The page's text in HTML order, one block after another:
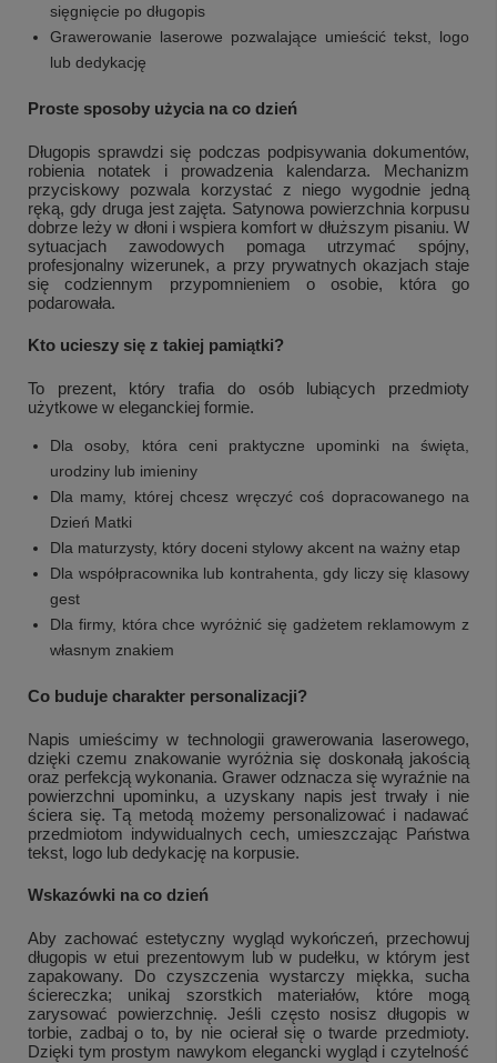
Zobacz więcej
sięgnięcie po długopis
Grawerowanie laserowe pozwalające umieścić tekst, logo
lub dedykację
Proste sposoby użycia na co dzień
Długopis sprawdzi się podczas podpisywania dokumentów,
robienia notatek i prowadzenia kalendarza. Mechanizm
przyciskowy pozwala korzystać z niego wygodnie jedną
ręką, gdy druga jest zajęta. Satynowa powierzchnia korpusu
dobrze leży w dłoni i wspiera komfort w dłuższym pisaniu. W
sytuacjach zawodowych pomaga utrzymać spójny,
profesjonalny wizerunek, a przy prywatnych okazjach staje
się codziennym przypomnieniem o osobie, która go
podarowała.
Kto ucieszy się z takiej pamiątki?
To prezent, który trafia do osób lubiących przedmioty
użytkowe w eleganckiej formie.
Dla osoby, która ceni praktyczne upominki na święta,
urodziny lub imieniny
Dla mamy, której chcesz wręczyć coś dopracowanego na
Dzień Matki
Dla maturzysty, który doceni stylowy akcent na ważny etap
Dla współpracownika lub kontrahenta, gdy liczy się klasowy
gest
Dla firmy, która chce wyróżnić się gadżetem reklamowym z
własnym znakiem
Co buduje charakter personalizacji?
Napis umieścimy w technologii grawerowania laserowego,
dzięki czemu znakowanie wyróżnia się doskonałą jakością
oraz perfekcją wykonania. Grawer odznacza się wyraźnie na
powierzchni upominku, a uzyskany napis jest trwały i nie
ściera się. Tą metodą możemy personalizować i nadawać
przedmiotom indywidualnych cech, umieszczając Państwa
tekst, logo lub dedykację na korpusie.
Wskazówki na co dzień
Aby zachować estetyczny wygląd wykończeń, przechowuj
długopis w etui prezentowym lub w pudełku, w którym jest
zapakowany. Do czyszczenia wystarczy miękka, sucha
ściereczka; unikaj szorstkich materiałów, które mogą
zarysować powierzchnię. Jeśli często nosisz długopis w
torbie, zadbaj o to, by nie ocierał się o twarde przedmioty.
Dzięki tym prostym nawykom elegancki wygląd i czytelność